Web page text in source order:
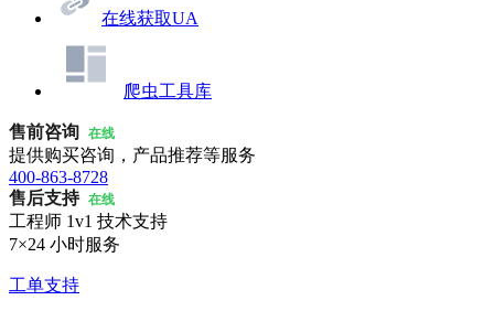
在线获取UA
爬虫工具库
售前咨询 在线
提供购买咨询，产品推荐等服务
400-863-8728
售后支持 在线
工程师 1v1 技术支持
7×24 小时服务
工单支持